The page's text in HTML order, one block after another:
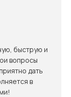
быструю и
вопросы
дать
в